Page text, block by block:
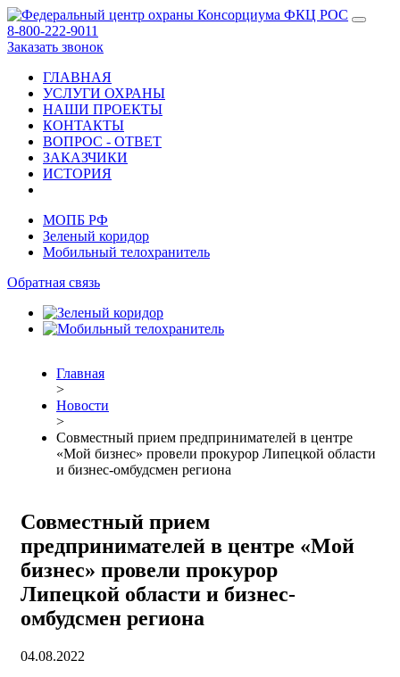
8-800-222-9011
Заказать звонок
ГЛАВНАЯ
УСЛУГИ ОХРАНЫ
НАШИ ПРОЕКТЫ
КОНТАКТЫ
ВОПРОС - ОТВЕТ
ЗАКАЗЧИКИ
ИСТОРИЯ
МОПБ РФ
Зеленый коридор
Мобильный телохранитель
Обратная связь
Главная
>
Новости
>
Совместный прием предпринимателей в центре
«Мой бизнес» провели прокурор Липецкой области
и бизнес-омбудсмен региона
Совместный прием
предпринимателей в центре «Мой
бизнес» провели прокурор
Липецкой области и бизнес-
омбудсмен региона
04.08.2022